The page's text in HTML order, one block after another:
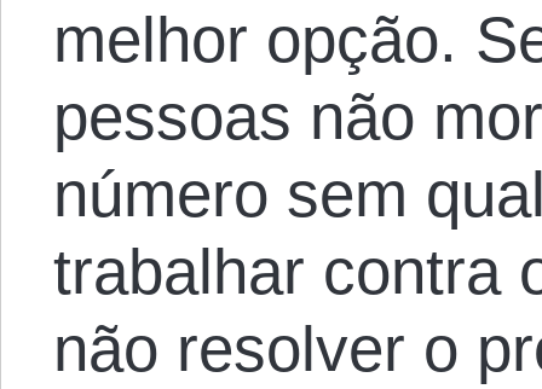
melhor opção.
pessoas não
número sem
trabalhar contra
não resolver o